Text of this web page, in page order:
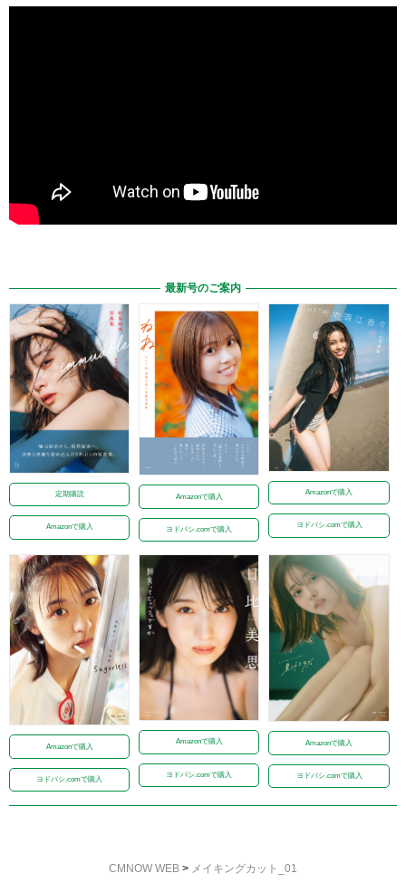
最新号のご案内
定期購読
Amazonで購入
Amazonで購入
ヨドバシ.comで購入
Amazonで購入
ヨドバシ.comで購入
Amazonで購入
ヨドバシ.comで購入
Amazonで購入
ヨドバシ.comで購入
Amazonで購入
ヨドバシ.comで購入
CMNOW WEB > メイキングカット_01